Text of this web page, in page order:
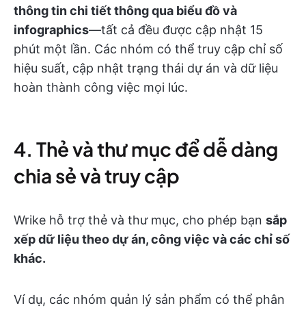
thông tin chi tiết thông qua biểu đồ và
infographics—tất cả đều được cập nhật 15
phút một lần. Các nhóm có thể truy cập chỉ số
hiệu suất, cập nhật trạng thái dự án và dữ liệu
hoàn thành công việc mọi lúc.
4. Thẻ và thư mục để dễ dàng
chia sẻ và truy cập
Wrike hỗ trợ thẻ và thư mục, cho phép bạn sắp
xếp dữ liệu theo dự án, công việc và các chỉ số
khác.
Ví dụ, các nhóm quản lý sản phẩm có thể phân